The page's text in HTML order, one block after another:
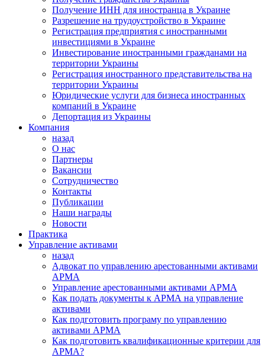
Получение ИНН для иностранца в Украине
Разрешение на трудоустройство в Украине
Регистрация предприятия с иностранными
инвестициями в Украине
Инвестирование иностранными гражданами на
территории Украины
Регистрация иностранного представительства на
территории Украины
Юридические услуги для бизнеса иностранных
компаний в Украине
Депортация из Украины
Компания
назад
О нас
Партнеры
Вакансии
Сотрудничество
Контакты
Публикации
Наши награды
Новости
Практика
Управление активами
назад
Адвокат по управлению арестованными активами
АРМА
Управление арестованными активами АРМА
Как подать документы к АРМА на управление
активами
Как подготовить програму по управлению
активами АРМА
Как подготовить квалификационные критерии для
АРМА?